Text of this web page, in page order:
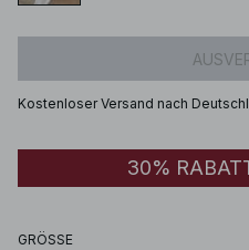
Kostenloser Versand nach
30%
GRÖSSE